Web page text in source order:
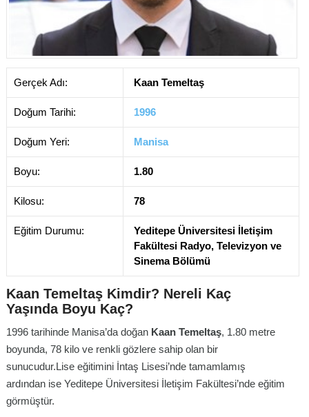
Gerçek Adı: Kaan Temeltaş
Doğum Tarihi: 1996
Doğum Yeri: Manisa
Boyu: 1.80
Kilosu: 78
Eğitim Durumu:
Yeditepe Üniversitesi İletişim
Fakültesi Radyo, Televizyon ve
Sinema Bölümü
Kaan Temeltaş Kimdir? Nereli Kaç
Yaşında Boyu Kaç?
1996 tarihinde Manisa’da doğan Kaan Temeltaş, 1.80 metre
boyunda, 78 kilo ve renkli gözlere sahip olan bir
sunucudur.Lise eğitimini İntaş Lisesi’nde tamamlamış
ardından ise Yeditepe Üniversitesi İletişim Fakültesi’nde eğitim
görmüştür.